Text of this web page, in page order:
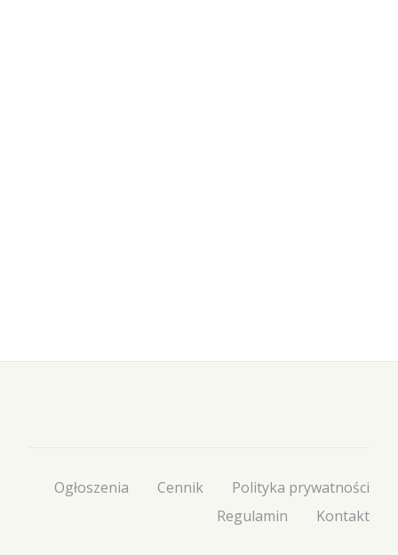
Ogłoszenia Cennik
Polityka prywatności
Regulamin
Kontakt